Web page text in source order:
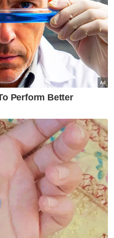
tarik sokongan hanya
dengan parti hormati
perkara yang
wakil rakyat yang
parti
ia kerana
jawatan dan